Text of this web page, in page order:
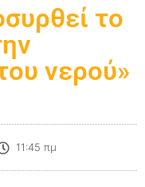
το
νερού»
11:45 πμ